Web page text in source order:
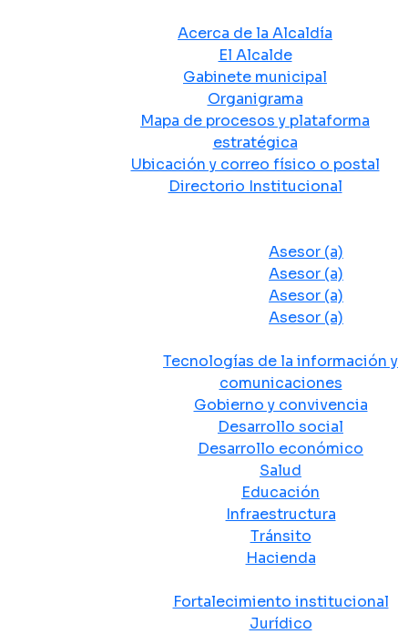
Acerca de la Alcaldía
El Alcalde
Gabinete municipal
Organigrama
Mapa de procesos y plataforma
estratégica
Ubicación y correo físico o postal
Directorio Institucional
Asesor (a)
Asesor (a)
Asesor (a)
Asesor (a)
Tecnologías de la información y
comunicaciones
Gobierno y convivencia
Desarrollo social
Desarrollo económico
Salud
Educación
Infraestructura
Tránsito
Hacienda
Fortalecimiento institucional
Jurídico